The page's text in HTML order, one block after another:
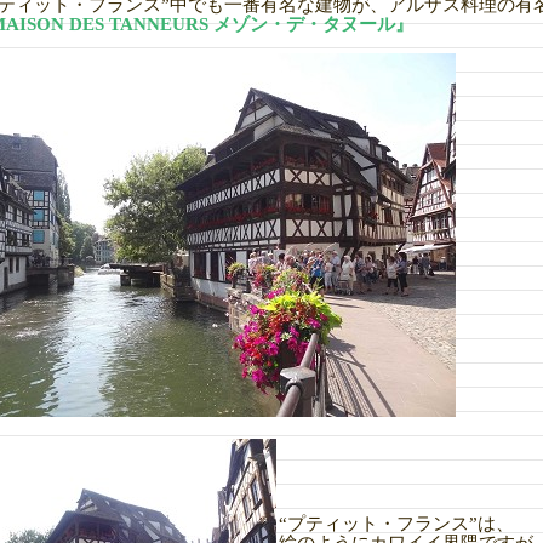
ィット・フランス”中でも一番有名な建物が、アルザス料理の有
DES TANNEURS メゾン・デ・タヌール』
“プティット・フランス”は、